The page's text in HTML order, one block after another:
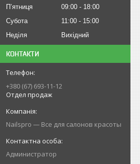
Пʼятниця
09:00
18:00
Субота
11:00
15:00
Неділя
Вихідний
КОНТАКТИ
+380 (67) 693-11-12
Отдел продаж
Nailspro — Все для салонов красоты
Администратор